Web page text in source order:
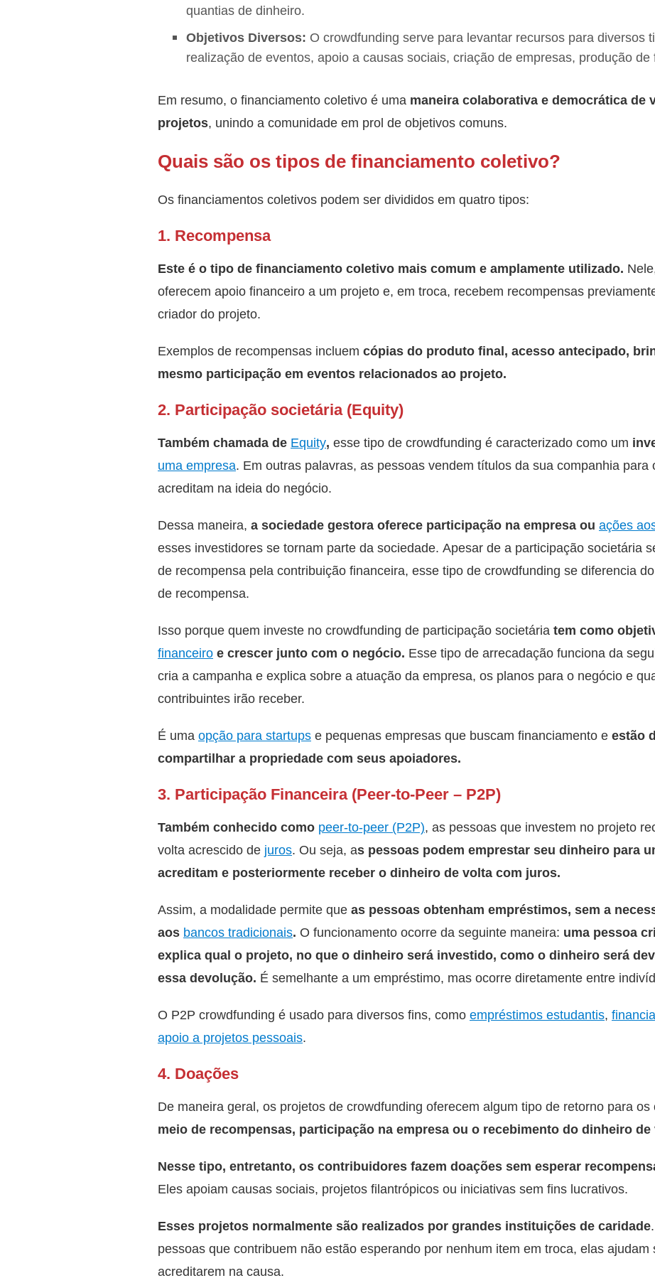
quantias de dinheiro.
Objetivos Diversos: O crowdfunding serve para levantar recursos para diversos
realização de eventos, apoio a causas sociais, criação de empresas, produção
Em resumo, o financiamento coletivo é uma maneira colaborativa e democrática de
projetos, unindo a comunidade em prol de objetivos comuns.
Quais são os tipos de financiamento coletivo?
Os financiamentos coletivos podem ser divididos em quatro tipos:
1. Recompensa
Este é o tipo de financiamento coletivo mais comum e amplamente utilizado.
oferecem apoio financeiro a um projeto e, em troca, recebem recompensas
criador do projeto.
Exemplos de recompensas incluem cópias do produto final, acesso antecipado,
mesmo participação em eventos relacionados ao projeto.
2. Participação societária (Equity)
Também chamada de Equity, esse tipo de crowdfunding é caracterizado como um
uma empresa. Em outras palavras, as pessoas vendem títulos da sua companhia para
acreditam na ideia do negócio.
Dessa maneira, a sociedade gestora oferece participação na empresa ou ações
esses investidores se tornam parte da sociedade. Apesar de a participação societária
de recompensa pela contribuição financeira, esse tipo de crowdfunding se diferencia
de recompensa.
Isso porque quem investe no crowdfunding de participação societária tem como
financeiro e crescer junto com o negócio. Esse tipo de arrecadação funciona da
cria a campanha e explica sobre a atuação da empresa, os planos para o negócio e
contribuintes irão receber.
É uma opção para startups e pequenas empresas que buscam financiamento e estão
compartilhar a propriedade com seus apoiadores.
3. Participação Financeira (Peer-to-Peer – P2P)
Também conhecido como peer-to-peer (P2P), as pessoas que investem no projeto
volta acrescido de juros. Ou seja, as pessoas podem emprestar seu dinheiro para
acreditam e posteriormente receber o dinheiro de volta com juros.
Assim, a modalidade permite que as pessoas obtenham empréstimos, sem a
aos bancos tradicionais. O funcionamento ocorre da seguinte maneira: uma pessoa
explica qual o projeto, no que o dinheiro será investido, como o dinheiro será
essa devolução. É semelhante a um empréstimo, mas ocorre diretamente entre
O P2P crowdfunding é usado para diversos fins, como empréstimos estudantis,
apoio a projetos pessoais.
4. Doações
De maneira geral, os projetos de crowdfunding oferecem algum tipo de retorno para
meio de recompensas, participação na empresa ou o recebimento do dinheiro de
Nesse tipo, entretanto, os contribuidores fazem doações sem esperar
Eles apoiam causas sociais, projetos filantrópicos ou iniciativas sem fins lucrativos.
Esses projetos normalmente são realizados por grandes instituições de caridade
pessoas que contribuem não estão esperando por nenhum item em troca, elas ajudam
acreditarem na causa.